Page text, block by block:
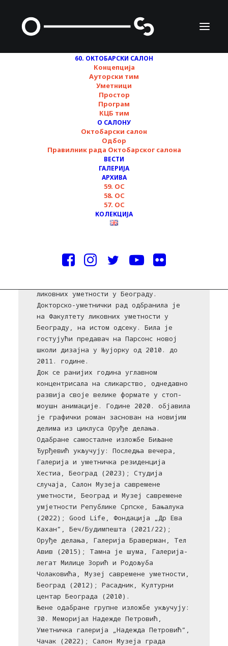
60. ОКТОБАРСКИ САЛОН
Концепција
Ауторски тим
Уметници
Простор
Програм
КЦБ тим
О САЛОНУ
Октобарски салон
Одбор
Правилник рада Октобарског салона
ВЕСТИ
ГАЛЕРИЈА
АРХИВА
59. ОС
58. ОС
57. ОС
КОЛЕКЦИЈА
Биљана Ђурђевић
фотографија/ захвалност © Зијах Графић
уметница која се претежно бави
ликовних уметности у Београду.
Докторско-уметнички рад одбранила је
на Факултету ликовних уметности у
Београду, на истом одсеку. Била је
гостујући предавач на Парсонс новој
школи дизајна у Њујорку од 2010. до
2011. године.
Док се ранијих година углавном
концентрисала на сликарство, однедавно
развија своје велике формате у стоп-
моушн анимације. Године 2020. објавила
је графички роман заснован на новијим
делима из циклуса Оруђе делања.
Одабране самосталне изложбе Биљанe
Ђурђевић укључују: Последња вечера,
Галерија и уметничка резиденција
Хестиа, Београд (2023); Студија
случаја, Салон Музеја савремене
уметности, Београд и Музеј савремене
умјетности Републике Српске, Бањалука
(2022); Good Life, Фондација „Др Ева
Кахан”, Беч/Будимпешта (2021/22);
Оруђе делања, Галерија Браверман, Тел
Авив (2015); Тамна је шума, Галерија-
легат Милице Зорић и Родољуба
Чолаковића, Музеј савремене уметности,
Београд (2012); Расадник, Културни
центар Београдa (2010).
Њене одабране групне изложбе укључују:
30. Меморијал Надежде Петровић,
Уметничка галерија „Надежда Петровић”,
Чачак (2022); Салон Музеја града